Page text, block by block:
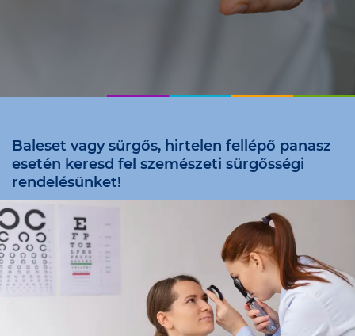
Baleset vagy sürgős, hirtelen fellépő panasz
esetén keresd fel szemészeti sürgősségi
rendelésünket!